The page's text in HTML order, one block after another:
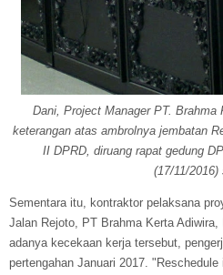
Dani, Project Manager PT.
keterangan atas ambrolnya jembatan
II DPRD, diruang rapat gedung
(17/11/2016)
Sementara itu, kontraktor pelaksana
Jalan Rejoto, PT Brahma Kerta
adanya kecekaan kerja tersebut,
pertengahan Januari 2017.